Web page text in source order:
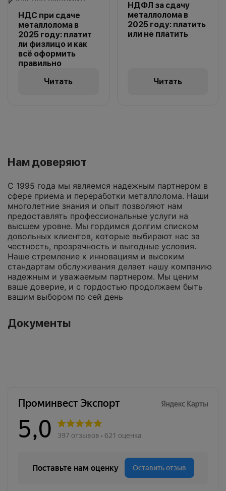
НДС при сдаче
металлолома в
2025 году: платит
ли физлицо и как
всё оформить
правильно
Читать
НДФЛ за сдачу
металлолома в
2025 году: платить
или не платить
Читать
Нам доверяют
С 1995 года мы являемся надежным партнером в
сфере приема и переработки металлолома. Наши
многолетние знания и опыт позволяют нам
предоставлять профессиональные услуги на
высшем уровне. Мы гордимся долгим списком
довольных клиентов, которые выбирают нас за
честность, прозрачность и выгодные условия.
Наше стремление к инновациям и высоким
стандартам обслуживания делает нашу компанию
надежным и уважаемым партнером. Мы ценим
ваше доверие, и с гордостью продолжаем быть
вашим выбором по сей день
Документы